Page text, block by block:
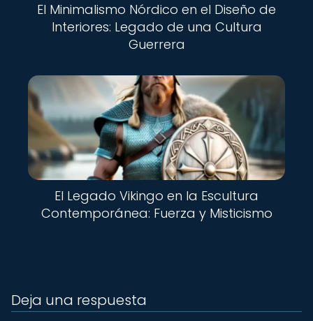
El Minimalismo Nórdico en el Diseño de
Interiores: Legado de una Cultura
Guerrera
El Legado Vikingo en la Escultura
Contemporánea: Fuerza y Misticismo
Deja una respuesta